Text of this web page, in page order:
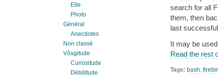
search for all
them, then
last
It may be
Read the rest
Tags: bash
Elle
Photo
Général
Anecdotes
Non classé
Vôsgitude
Curiositude
Débilitude